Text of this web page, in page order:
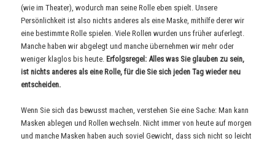
(wie im Theater), wodurch man seine Rolle eben spielt. Unsere
Persönlichkeit ist also nichts anderes als eine Maske, mithilfe derer wir
eine bestimmte Rolle spielen. Viele Rollen wurden uns früher auferlegt.
Manche haben wir abgelegt und manche übernehmen wir mehr oder
weniger klaglos bis heute.Erfolgsregel: Alles was Sie glauben zu sein,
ist nichts anderes als eine Rolle, für die Sie sich jeden Tag wieder neu
entscheiden.
Wenn Sie sich das bewusst machen, verstehen Sie eine Sache: Man kann
Masken ablegen und Rollen wechseln. Nicht immer von heute auf morgen
und manche Masken haben auch soviel Gewicht, dass sich nicht so leicht